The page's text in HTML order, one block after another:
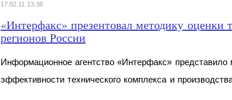
17.02.11 13:38
«Интерфакс» презентовал методику оценки
регионов России
Информационное агентство «Интерфакс» представило
эффективности технического комплекса и